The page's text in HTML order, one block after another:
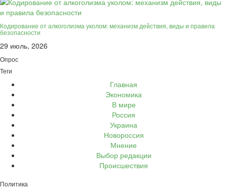
Кодирование от алкоголизма уколом: механизм действия, виды и правила
безопасности
29 июль, 2026
Опрос
Теги
Главная
Экономика
В мире
Россия
Украина
Новороссия
Мнение
Выбор редакции
Происшествия
Политика